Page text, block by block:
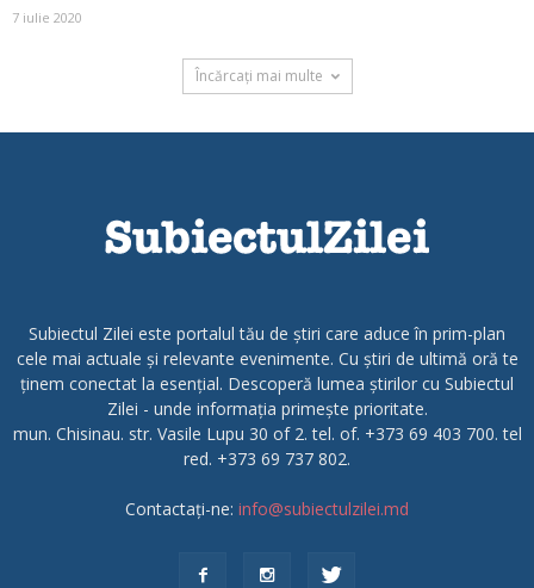
7 iulie 2020
Încărcați mai multe
Subiectul Zilei este portalul tău de știri care aduce în prim-plan
cele mai actuale și relevante evenimente. Cu știri de ultimă oră te
ținem conectat la esențial. Descoperă lumea știrilor cu Subiectul
Zilei - unde informația primește prioritate.
mun. Chisinau. str. Vasile Lupu 30 of 2. tel. of. +373 69 403 700. tel
red. +373 69 737 802.
Contactați-ne: info@subiectulzilei.md